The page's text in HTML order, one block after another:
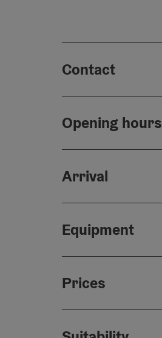
Contact
Opening hours
Arrival
Equipment
Prices